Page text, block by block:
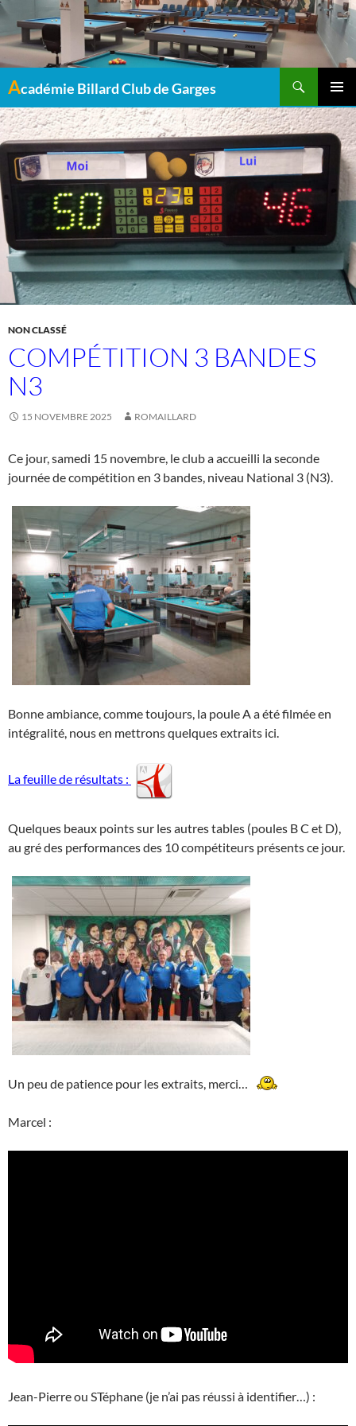
Académie Billard Club de Garges
MENU
NON CLASSÉ
COMPÉTITION 3 BANDES
N3
15 NOVEMBRE 2025 ROMAILLARD
Ce jour, samedi 15 novembre, le club a accueilli la seconde
journée de compétition en 3 bandes, niveau National 3 (N3).
Bonne ambiance, comme toujours, la poule A a été filmée en
intégralité, nous en mettrons quelques extraits ici.
La feuille de résultats :
Quelques beaux points sur les autres tables (poules B C et D),
au gré des performances des 10 compétiteurs présents ce jour.
Un peu de patience pour les extraits, merci…
Marcel :
Jean-Pierre ou STéphane (je n’ai pas réussi à identifier…) :